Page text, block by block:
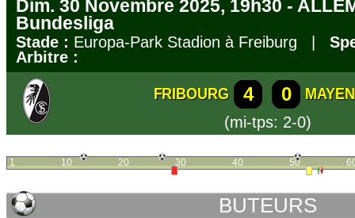
Dim. 30 Novembre 2025, 19h30 -
Bundesliga
Stade : Europa-Park Stadion à Freiburg |
Arbitre :
FRIBOURG 4 0
(mi-tps: 2-0)
1 10 20 30 40 50
BUTEURS